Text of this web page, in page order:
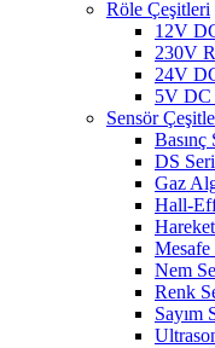
Röle Çeşitleri
12V
230V
24V
5V DC
Sensör
Basınç
DS
Gaz
Hall-
Mesafe
Nem
Renk
Sayım